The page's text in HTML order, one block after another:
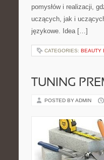
pomysłów i realizacji,
uczących, jak i
językowe. Idea […]
CATEGORIES: BEAUTY
TUNING
POSTED BY ADMIN